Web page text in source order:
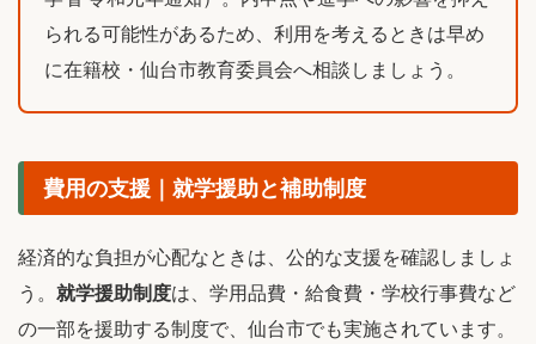
られる可能性があるため、利用を考えるときは早め
に在籍校・仙台市教育委員会へ相談しましょう。
費用の支援｜就学援助と補助制度
経済的な負担が心配なときは、公的な支援を確認しましょ
う。 就学援助制度は、学用品費・給食費・学校行事費など
の一部を援助する制度で、仙台市でも実施されています。